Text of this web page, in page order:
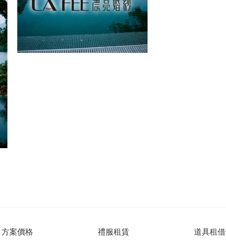
方案價格 禮服租賃 道具租借